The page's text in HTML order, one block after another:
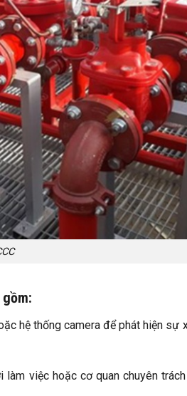
hệ thống camera để phát hiện sự
việc hoặc cơ quan chuyên